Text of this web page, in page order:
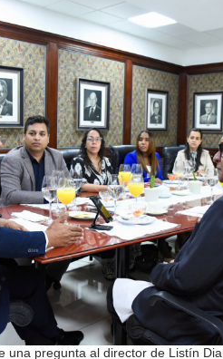
una pregunta al director de Listín